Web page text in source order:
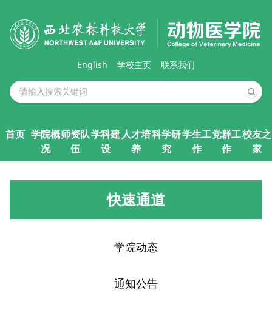
English 学校主页 联系我们
首页 学院概
况
师资队
伍
学科建
设
人才培
养
科学研
究
学生工
作
党群工
作
校友之
家
快速通道
学院动态
通知公告